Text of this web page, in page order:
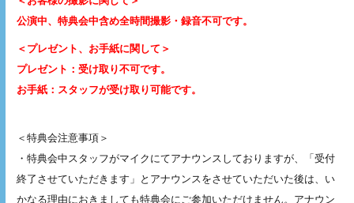
公演中、特典会中含め全時間撮影・録音不可です。
＜プレゼント、お手紙に関して＞
プレゼント：受け取り不可です。
お手紙：スタッフが受け取り可能です。
＜特典会注意事項＞
・特典会中スタッフがマイクにてアナウンスしておりますが、「受付
終了させていただきます」とアナウンスをさせていただいた後は、い
かなる理由におきましても特典会にご参加いただけません。アナウン